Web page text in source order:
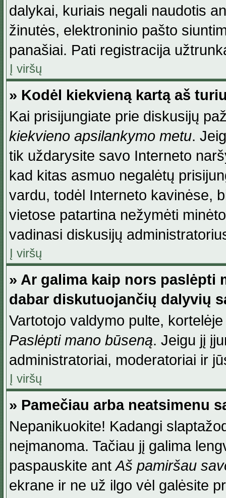
dalykai, kuriais negali naudotis
žinutės, elektroninio pašto
panašiai. Pati registracija
Į viršų
» Kodėl kiekvieną kartą aš
Kai prisijungiate prie diskusijų
kiekvieno apsilankymo metu.
tik uždarysite savo Interneto
kad kitas asmuo negalėtų
vardu, todėl Interneto kavinėse,
vietose patartina nežymėti
vadinasi diskusijų
Į viršų
» Ar galima kaip nors paslėpti
dabar diskutuojančių dalyvių
Vartotojo valdymo pulte,
Paslėpti mano būseną. Jeigu jį
administratoriai, moderatoriai ir
Į viršų
» Pamečiau arba neatsimenu
Nepanikuokite! Kadangi
neįmanoma. Tačiau jį galima
paspauskite antAš pamiršau
ekrane ir ne už ilgo vėl galėsite